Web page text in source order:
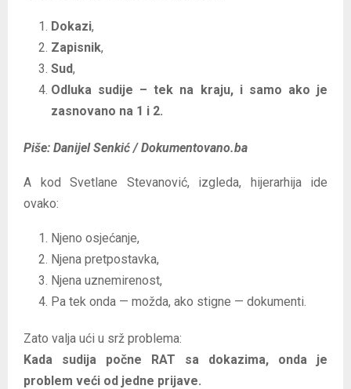
Dokazi,
Zapisnik,
Sud,
Odluka sudije – tek na kraju, i samo ako je
zasnovano na 1 i 2.
Piše: Danijel Senkić / Dokumentovano.ba
A kod Svetlane Stevanović, izgleda, hijerarhija ide
ovako:
Njeno osjećanje,
Njena pretpostavka,
Njena uznemirenost,
Pa tek onda — možda, ako stigne — dokumenti.
Zato valja ući u srž problema:
Kada sudija počne RAT sa dokazima, onda je
problem veći od jedne prijave.